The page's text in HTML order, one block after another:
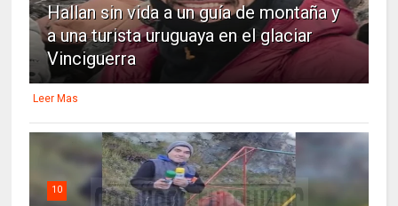
Hallan sin vida a un guía de montaña y
a una turista uruguaya en el glaciar
Vinciguerra
Leer Mas
10